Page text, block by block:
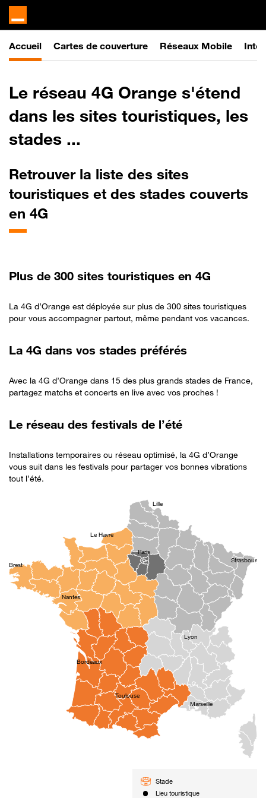
Accueil Cartes de couverture Réseaux Mobile
Le réseau 4G Orange s'étend
dans les sites touristiques, les
stades ...
Retrouverla liste des sites
touristiques et des stades couverts
en 4G
Plus de 300 sites touristiques en 4G
La 4G d’Orange est déployée sur plus de 300 sites touristiques
pour vous accompagner partout, même pendant vos vacances.
La 4G dans vos stades préférés
Avec la 4G d’Orange dans 15 des plus grands stades de France,
partagez matchs et concerts en live avec vos proches !
Le réseau des festivals de l’été
Installations temporaires ou réseau optimisé, la 4G d’Orange
vous suit dans les festivals pour partager vos bonnes vibrations
tout l’été.
Paris
Toulouse
Strasbourg
Marseille
Bordeaux
Lyon
Brest
Nantes
Le Havre
Lille
Stade
Lieu touristique